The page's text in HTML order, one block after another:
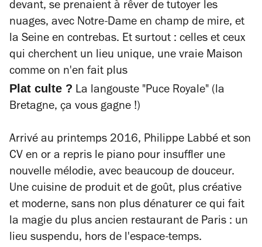
devant, se prenaient à rêver de tutoyer les
nuages, avec Notre-Dame en champ de mire, et
la Seine en contrebas. Et surtout : celles et ceux
qui cherchent un lieu unique, une vraie Maison
comme on n'en fait plus
Plat culte ? La langouste "Puce Royale" (la
Bretagne, ça vous gagne !)
Arrivé au printemps 2016, Philippe Labbé et son
CV en or a repris le piano pour insuffler une
nouvelle mélodie, avec beaucoup de douceur.
Une cuisine de produit et de goût, plus créative
et moderne, sans non plus dénaturer ce qui fait
la magie du plus ancien restaurant de Paris : un
lieu suspendu, hors de l'espace-temps.